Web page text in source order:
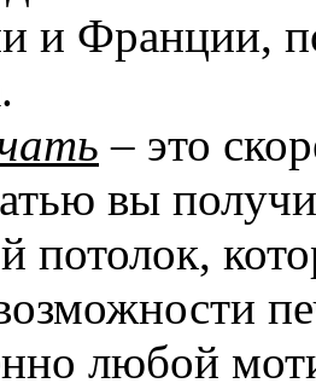
и Франции,
– это
вы
потолок,
любой